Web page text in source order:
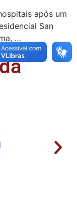
após um
San
…